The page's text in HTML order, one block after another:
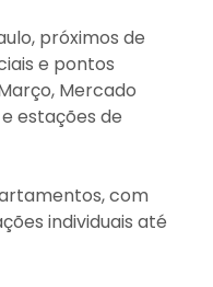
próximos de
e pontos
Mercado
estações de
com
individuais até